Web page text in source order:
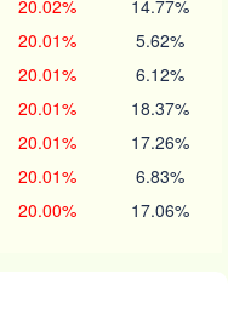
20.02% 14.77%
20.01% 5.62%
20.01% 6.12%
20.01% 18.37%
20.01% 17.26%
20.01% 6.83%
20.00% 17.06%